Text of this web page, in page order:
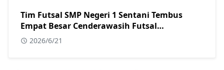
Tim Futsal SMP Negeri 1 Sentani Tembus
Empat Besar Cenderawasih Futsal
Championship Series I 2026
2026/6/21